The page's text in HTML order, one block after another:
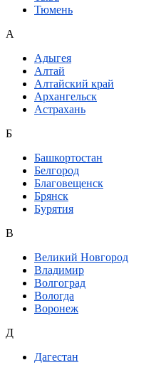
Тюмень
А
Адыгея
Алтай
Алтайский край
Архангельск
Астрахань
Б
Башкортостан
Белгород
Благовещенск
Брянск
Бурятия
В
Великий Новгород
Владимир
Волгоград
Вологда
Воронеж
Д
Дагестан